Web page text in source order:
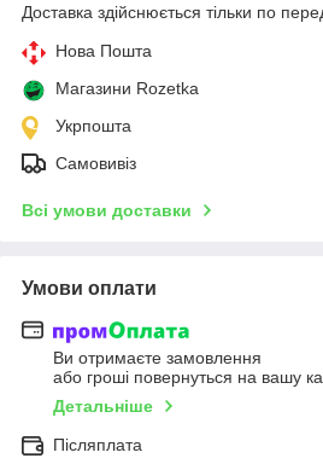
Доставка здійснюється тільки по
Нова Пошта
Магазини Rozetka
Укрпошта
Самовивіз
Всі умови доставки
Умови оплати
Ви отримаєте замовлення
або гроші повернуться на вашу
Детальніше
Післяплата